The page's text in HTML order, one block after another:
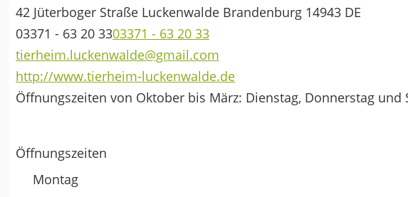
42 Jüterboger Straße Luckenwalde Brandenburg 14943 DE
03371 - 63 20 3303371 - 63 20 33
tierheim.luckenwalde@gmail.com
http://www.tierheim-luckenwalde.de
Öffnungszeiten von Oktober bis März: Dienstag, Donnerstag und
Öffnungszeiten
Montag